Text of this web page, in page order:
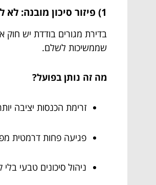
1) פיזור סיכון מובנה: לא לשים את כל השכירות בדירה אחת
בדירת מגורים בודדת יש
שממשיכות לשלם.
מה זה נותן בפועל?
זרימת הכנסות יציבה
פגיעה פחות דרמטית
ניהול סיכונים טבעי